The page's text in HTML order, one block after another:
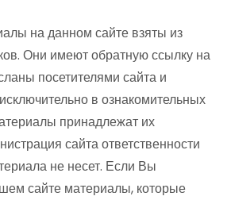
на данном сайте взяты из
Они имеют обратную ссылку на
посетителями сайта и
в ознакомительных
принадлежат их
сайта ответственности
не несет. Если Вы
сайте материалы, которые